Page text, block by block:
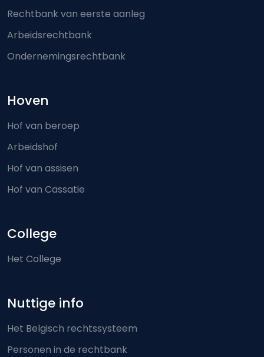
Rechtbank van eerste aanleg
Arbeidsrechtbank
Ondernemingsrechtbank
Hoven
Hof van beroep
Arbeidshof
Hof van assisen
Hof van Cassatie
College
Het College
Nuttige info
Het Belgisch rechtssysteem
Personen in de rechtbank